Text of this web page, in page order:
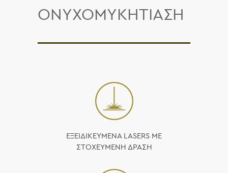
ΟΝΥΧΟΜΥΚΗΤΙΑΣΗ
ΕΞΕΙΔΙΚΕΥΜΕΝΑ LASERS ΜΕ
ΣΤΟΧΕΥΜΕΝΗ ΔΡΑΣΗ